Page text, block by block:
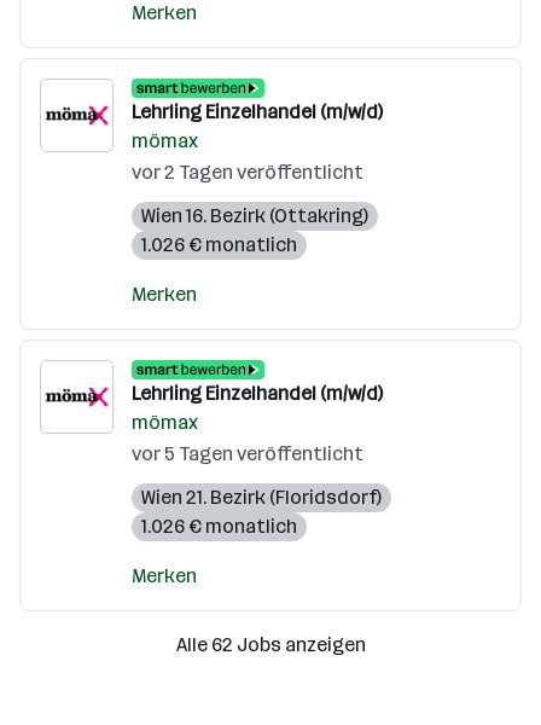
Merken
Lehrling Einzelhandel (m/w/d)
mömax
vor 2 Tagen veröffentlicht
Wien 16. Bezirk (Ottakring)
1.026 € monatlich
Merken
Lehrling Einzelhandel (m/w/d)
mömax
vor 5 Tagen veröffentlicht
Wien 21. Bezirk (Floridsdorf)
1.026 € monatlich
Merken
Alle 62 Jobs anzeigen